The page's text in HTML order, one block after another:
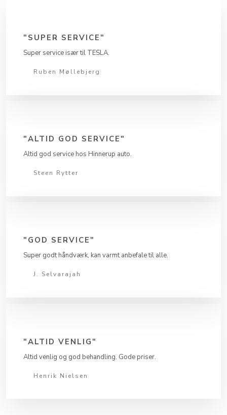
"SUPER SERVICE"
Super service især til TESLA.
Ruben Møllebjerg​
"ALTID GOD SERVICE"
Altid god service hos Hinnerup auto.
Steen Rytter
"GOD SERVICE"
Super godt håndværk, kan varmt anbefale til alle.
J. Selvarajah
"ALTID VENLIG"
Altid venlig og god behandling. Gode priser.
Henrik Nielsen